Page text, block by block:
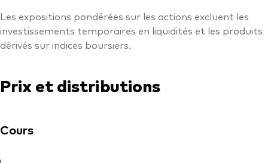
Les expositions pondérées sur les actions excluent les
investissements temporaires en liquidités et les produits
dérivés sur indices boursiers.
Prix et distributions
Cours